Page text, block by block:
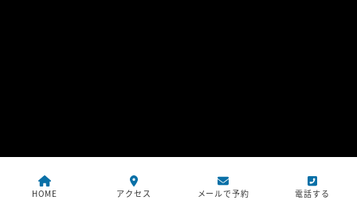
HOME アクセス メールで予約 電話する